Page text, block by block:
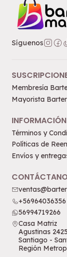
Síguenos
Membresía
Mayorista Barter
INFORMACIÓN
Términos y
Políticas de
Envíos y
+56964036356
56994719266
Casa Matriz
Agustinas 2425
Santiago -
Región